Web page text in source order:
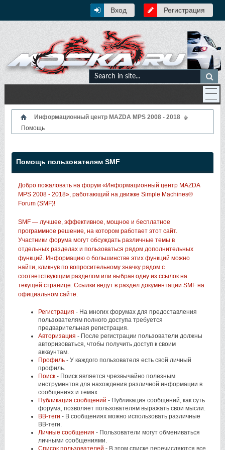
Вход Регистрация
Информационный центр MAZDA MPS 2008 - 2018
Помощь
Помощь пользователям SMF
Добро пожаловать на форум «Информационный центр MAZDA
MPS 2008 - 2018», работающий на движке Simple Machines®
Forum (SMF)!
SMF — лучшее, эффективное, мощное и бесплатное
программное решение, на котором работает этот сайт.
Участники форума могут обсуждать различные темы в
отдельных разделах и пользоваться рядом дополнительных
функций. Информацию о большинстве этих функций можно
найти, кликнув по вопросительному значку рядом с
соответствующим разделом или выбрав одну из ссылок на
текущей странице. Ссылки ведут в раздел документации SMF на
официальном сайте.
Регистрация - На многих форумах для предоставления
пользователям полного доступа требуется
предварительная регистрация.
Авторизация - После регистрации пользователи должны
авторизоваться, чтобы получить доступ к своим
аккаунтам.
Профиль- У каждого пользователя есть свой личный
профиль.
Поиск- Поиск является чрезвычайно полезным
инструментов для нахождения различной информации в
сообщениях и темах.
Публикация сообщений - Публикация сообщений, как суть
форума, позволяет пользователям выражать свои мысли.
BB-теги - В сообщениях можно использовать различные
BB-теги.
Личные сообщения - Пользователи могут обмениваться
личными сообщениями.